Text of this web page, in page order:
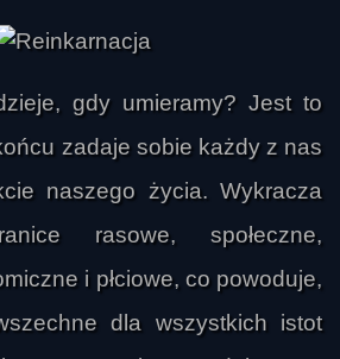
gdy umieramy? Jest to
zadaje sobie każdy z nas
naszego życia. Wykracza
rasowe, społeczne,
i płciowe, co powoduje,
dla wszystkich istot